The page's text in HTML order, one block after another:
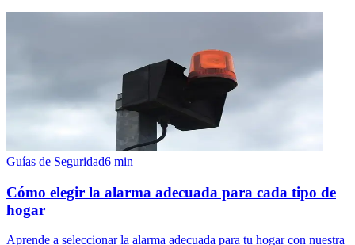
Guías de Seguridad6 min
Cómo elegir la alarma adecuada para cada tipo de
hogar
Aprende a seleccionar la alarma adecuada para tu hogar con nuestra